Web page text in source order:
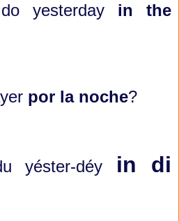
yesterday in the
por la noche?
yéster-déy in di